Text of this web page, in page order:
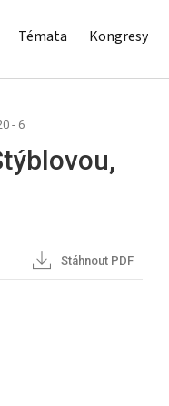
Témata Kongresy
- 6
Stáhnout PDF